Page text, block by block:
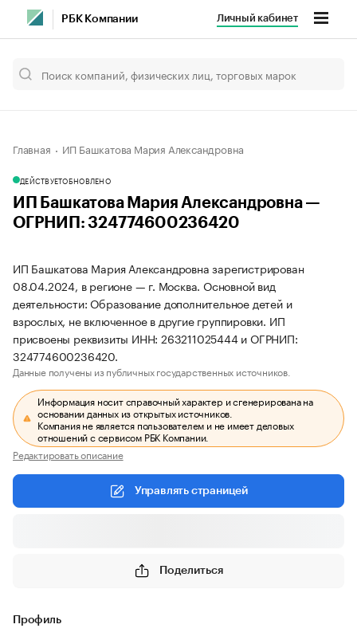
РБК Компании Личный кабинет
Главная ИП Башкатова Мария Александровна
ДЕЙСТВУЕТОБНОВЛЕНО
ИП Башкатова Мария Александровна —
ОГРНИП: 324774600236420
ИП Башкатова Мария Александровна зарегистрирован
08.04.2024, в регионе — г. Москва. Основной вид
деятельности: Образование дополнительное детей и
взрослых, не включенное в другие группировки. ИП
присвоены реквизиты ИНН: 263211025444 и ОГРНИП:
324774600236420.
Данные получены из публичных государственных источников.
Информация носит справочный характер и сгенерирована на
основании данных из открытых источников.
Компания не является пользователем и не имеет деловых
отношений с сервисом РБК Компании.
Редактировать описание
Управлять страницей
Поделиться
Профиль